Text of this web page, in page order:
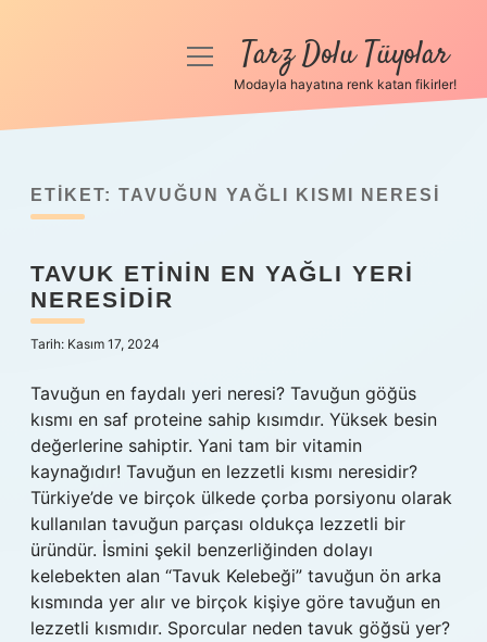
Anasayfa
Yasal Uyarı
Hakkımızda
menüyüTarz Dolu Tüyolar
Modayla hayatına renk katan fikirler!
ETIKET: TAVUĞUN YAĞLI KISMI NERESI
TAVUK ETININ EN YAĞLI YERI
NERESIDIR
Tarih: Kasım 17, 2024
Tavuğun en faydalı yeri neresi? Tavuğun göğüs
kısmı en saf proteine ​​sahip kısımdır. Yüksek besin
değerlerine sahiptir. Yani tam bir vitamin
kaynağıdır! Tavuğun en lezzetli kısmı neresidir?
Türkiye’de ve birçok ülkede çorba porsiyonu olarak
kullanılan tavuğun parçası oldukça lezzetli bir
üründür. İsmini şekil benzerliğinden dolayı
kelebekten alan “Tavuk Kelebeği” tavuğun ön arka
kısmında yer alır ve birçok kişiye göre tavuğun en
lezzetli kısmıdır. Sporcular neden tavuk göğsü yer?